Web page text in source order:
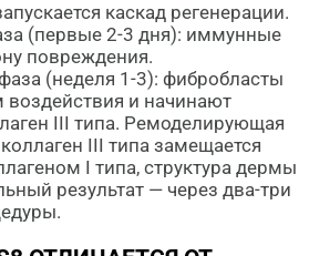
каскад регенерации.
(первые 2-3 дня): иммунные
повреждения.
(неделя 1-3): фибробласты
и начинают
III типа. Ремоделирующая
III типа замещается
I типа, структура дермы
результат — через два-три